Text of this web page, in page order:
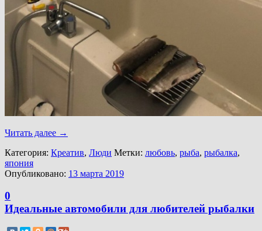
Читать далее →
Категория: Креатив, Люди Метки: любовь, рыба, рыбалка,
япония
Опубликовано: 13 марта 2019
0
Идеальные автомобили для любителей рыбалки